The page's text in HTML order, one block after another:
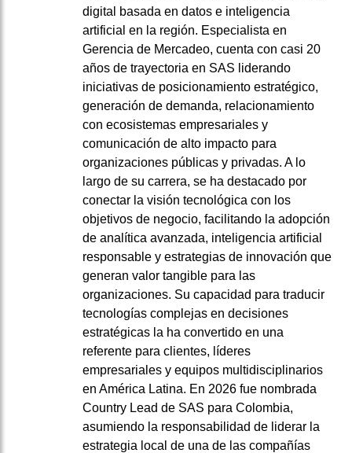
digital basada en datos e inteligencia
artificial en la región. Especialista en
Gerencia de Mercadeo, cuenta con casi 20
años de trayectoria en SAS liderando
iniciativas de posicionamiento estratégico,
generación de demanda, relacionamiento
con ecosistemas empresariales y
comunicación de alto impacto para
organizaciones públicas y privadas. A lo
largo de su carrera, se ha destacado por
conectar la visión tecnológica con los
objetivos de negocio, facilitando la adopción
de analítica avanzada, inteligencia artificial
responsable y estrategias de innovación que
generan valor tangible para las
organizaciones. Su capacidad para traducir
tecnologías complejas en decisiones
estratégicas la ha convertido en una
referente para clientes, líderes
empresariales y equipos multidisciplinarios
en América Latina. En 2026 fue nombrada
Country Lead de SAS para Colombia,
asumiendo la responsabilidad de liderar la
estrategia local de una de las compañías